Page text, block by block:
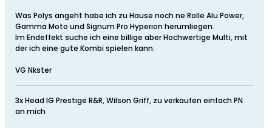
Was Polys angeht habe ich zu Hause noch ne Rolle Alu Power,
Gamma Moto und Signum Pro Hyperion herumliegen.
Im Endeffekt suche ich eine billige aber Hochwertige Multi, mit
der ich eine gute Kombi spielen kann.
VG Nkster
3x Head IG Prestige R&R, Wilson Griff, zu verkaufen einfach PN
an mich